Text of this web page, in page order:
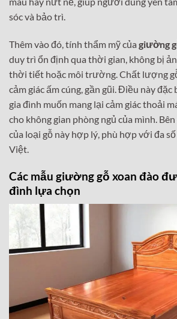
sóc và bảo trì.
Thêm vào đó, tính thẩm mỹ của giường
duy trì ổn định qua thời gian, không bị
thời tiết hoặc môi trường. Chất lượng
cảm giác ấm cúng, gần gũi. Điều này
gia đình muốn mang lại cảm giác thoải
cho không gian phòng ngủ của mình.
của loại gỗ này hợp lý, phù hợp với đa số
Việt.
Các mẫu giường gỗ xoan đào
đình lựa chọn